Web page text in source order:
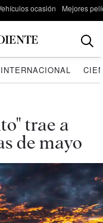
ocasión Mejores
INTERNACIONAL
trae a
de mayo